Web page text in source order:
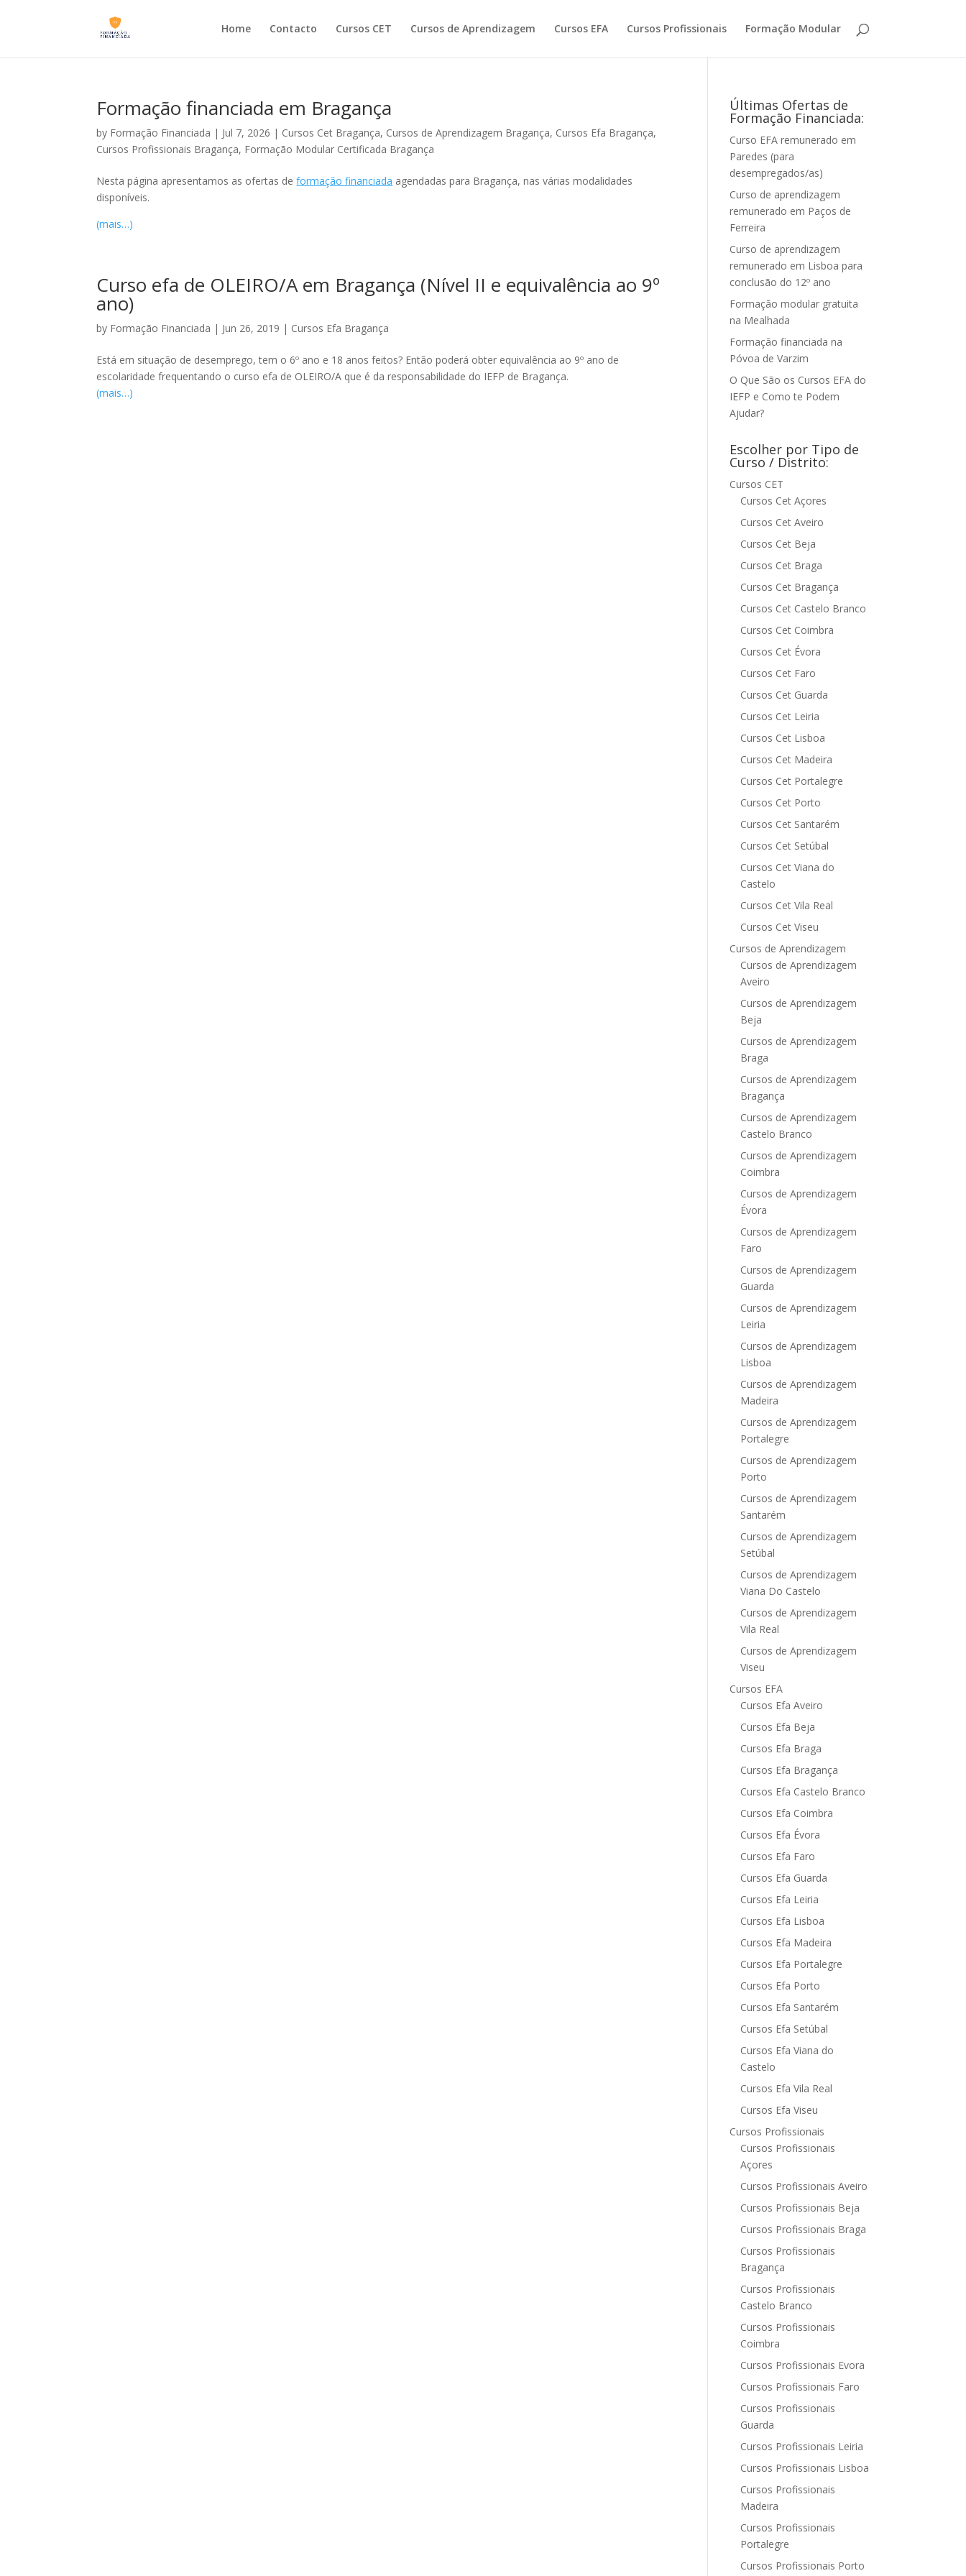
Home Contacto Cursos CET Cursos de Aprendizagem Cursos EFA Cursos Profissionais Formação Modular
Formação financiada em Bragança
by Formação Financiada | Jul 7, 2026 | Cursos Cet Bragança, Cursos de Aprendizagem Bragança, Cursos Efa Bragança,
Cursos Profissionais Bragança, Formação Modular Certificada Bragança
Nesta página apresentamos as ofertas deformação financiada agendadas para Bragança, nas várias modalidades
disponíveis.
(mais…)
Curso efa de OLEIRO/A em Bragança (Nível II e equivalência ao 9º
ano)
by Formação Financiada | Jun 26, 2019 | Cursos Efa Bragança
Está em situação de desemprego, tem o 6º ano e 18 anos feitos? Então poderá obter equivalência ao 9º ano de
escolaridade frequentando o curso efa de OLEIRO/A que é da responsabilidade do IEFP de Bragança.
(mais…)
Últimas Ofertas de
Formação Financiada:
Curso EFA remunerado em
Paredes (para
desempregados/as)
Curso de aprendizagem
remunerado em Paços de
Ferreira
Curso de aprendizagem
remunerado em Lisboa para
conclusão do 12º ano
Formação modular gratuita
na Mealhada
Formação financiada na
Póvoa de Varzim
O Que São os Cursos EFA do
IEFP e Como te Podem
Ajudar?
Escolher por Tipo de
Curso / Distrito:
Cursos CET
Cursos Cet Açores
Cursos Cet Aveiro
Cursos Cet Beja
Cursos Cet Braga
Cursos Cet Bragança
Cursos Cet Castelo Branco
Cursos Cet Coimbra
Cursos Cet Évora
Cursos Cet Faro
Cursos Cet Guarda
Cursos Cet Leiria
Cursos Cet Lisboa
Cursos Cet Madeira
Cursos Cet Portalegre
Cursos Cet Porto
Cursos Cet Santarém
Cursos Cet Setúbal
Cursos Cet Viana do
Castelo
Cursos Cet Vila Real
Cursos Cet Viseu
Cursos de Aprendizagem
Cursos de Aprendizagem
Aveiro
Cursos de Aprendizagem
Beja
Cursos de Aprendizagem
Braga
Cursos de Aprendizagem
Bragança
Cursos de Aprendizagem
Castelo Branco
Cursos de Aprendizagem
Coimbra
Cursos de Aprendizagem
Évora
Cursos de Aprendizagem
Faro
Cursos de Aprendizagem
Guarda
Cursos de Aprendizagem
Leiria
Cursos de Aprendizagem
Lisboa
Cursos de Aprendizagem
Madeira
Cursos de Aprendizagem
Portalegre
Cursos de Aprendizagem
Porto
Cursos de Aprendizagem
Santarém
Cursos de Aprendizagem
Setúbal
Cursos de Aprendizagem
Viana Do Castelo
Cursos de Aprendizagem
Vila Real
Cursos de Aprendizagem
Viseu
Cursos EFA
Cursos Efa Aveiro
Cursos Efa Beja
Cursos Efa Braga
Cursos Efa Bragança
Cursos Efa Castelo Branco
Cursos Efa Coimbra
Cursos Efa Évora
Cursos Efa Faro
Cursos Efa Guarda
Cursos Efa Leiria
Cursos Efa Lisboa
Cursos Efa Madeira
Cursos Efa Portalegre
Cursos Efa Porto
Cursos Efa Santarém
Cursos Efa Setúbal
Cursos Efa Viana do
Castelo
Cursos Efa Vila Real
Cursos Efa Viseu
Cursos Profissionais
Cursos Profissionais
Açores
Cursos Profissionais Aveiro
Cursos Profissionais Beja
Cursos Profissionais Braga
Cursos Profissionais
Bragança
Cursos Profissionais
Castelo Branco
Cursos Profissionais
Coimbra
Cursos Profissionais Evora
Cursos Profissionais Faro
Cursos Profissionais
Guarda
Cursos Profissionais Leiria
Cursos Profissionais Lisboa
Cursos Profissionais
Madeira
Cursos Profissionais
Portalegre
Cursos Profissionais Porto